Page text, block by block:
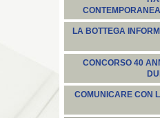
LA BOTTEGA
CONCORSO 40
COMUNICARE CON